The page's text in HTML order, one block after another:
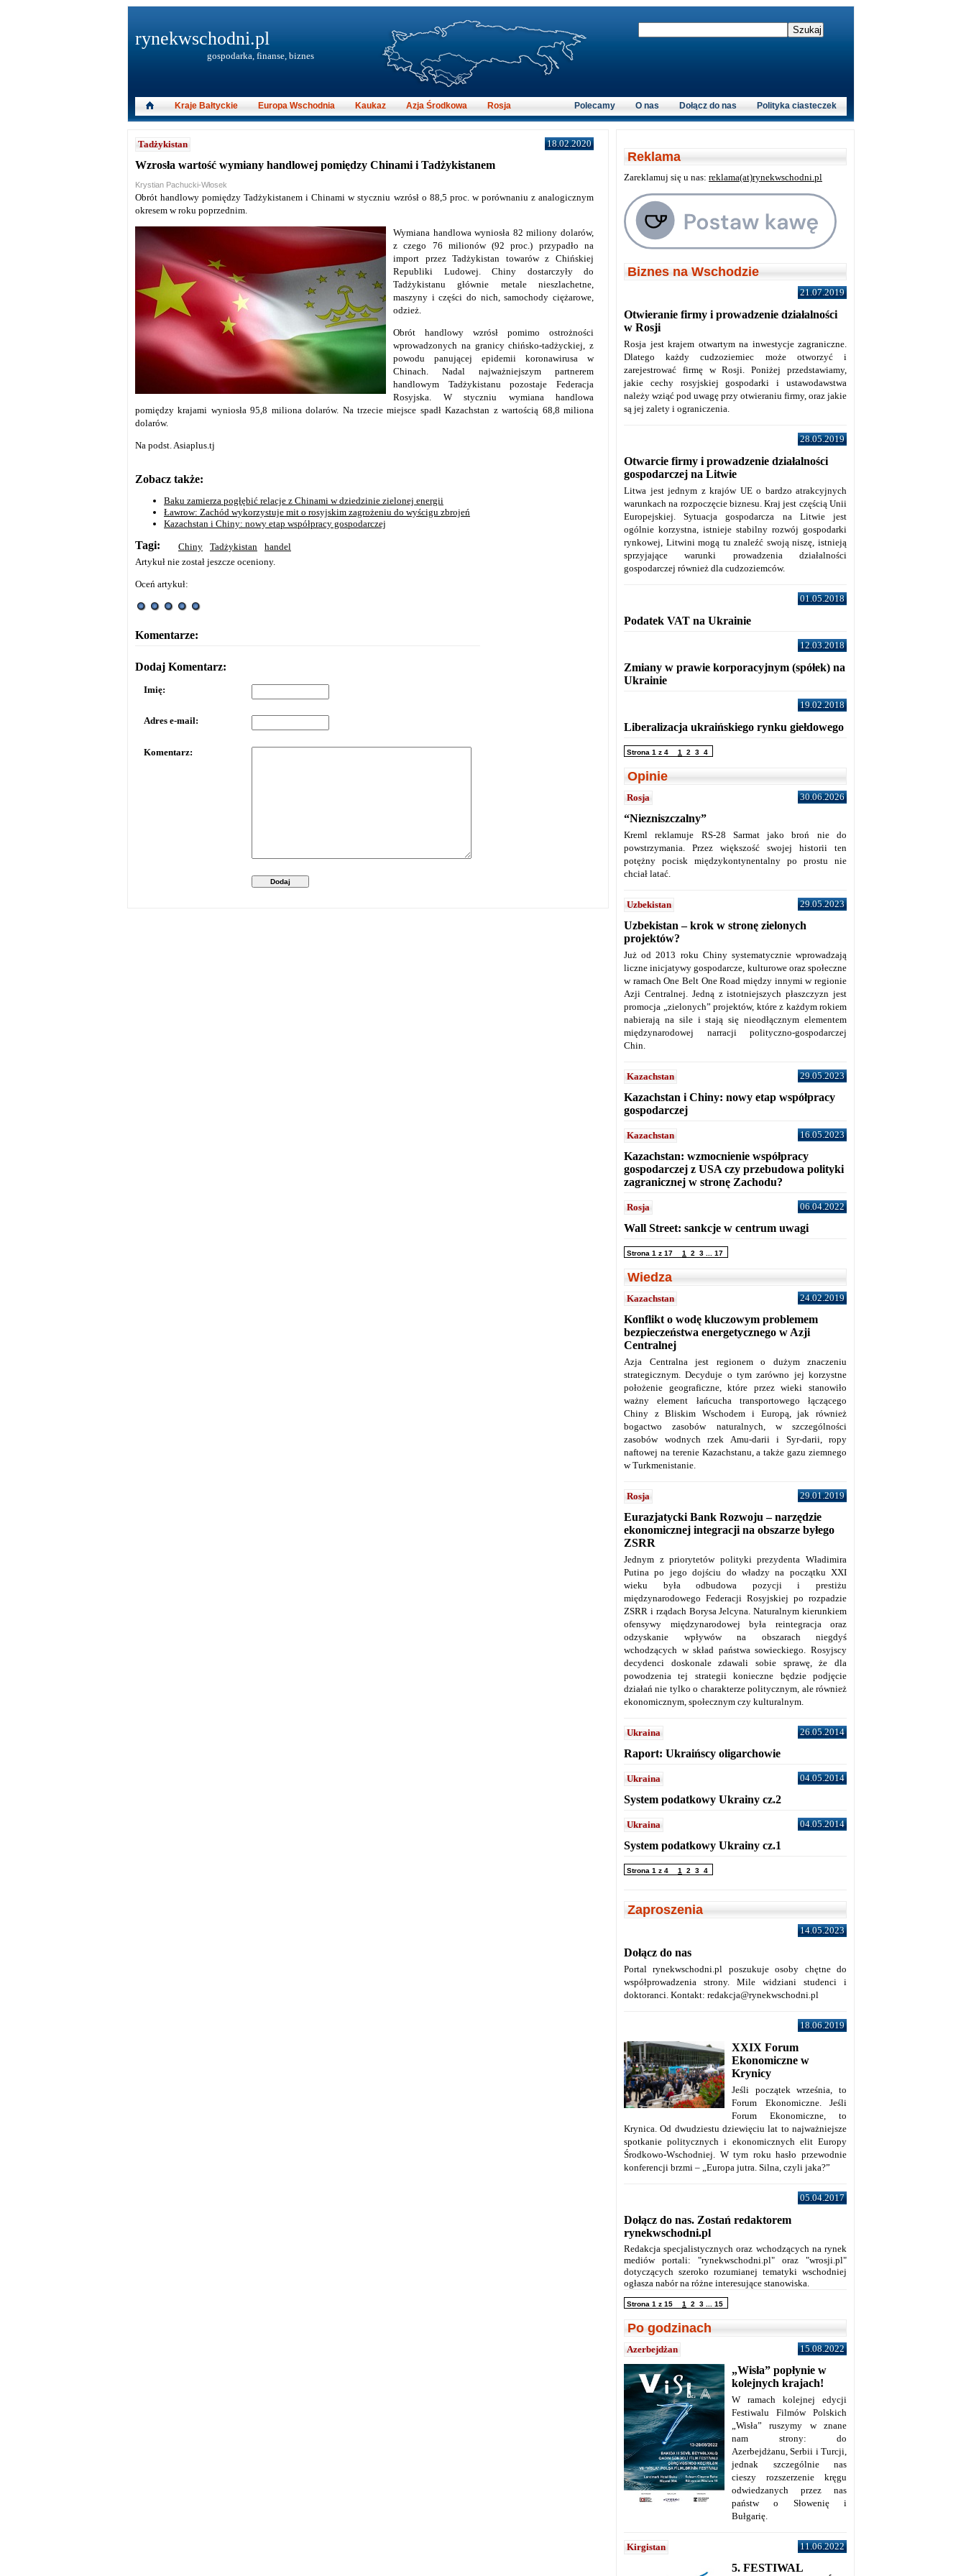
Tadżykistan 18.02.2020
Wzrosła wartość wymiany handlowej pomiędzy Chinami i Tadżykistanem
Krystian Pachucki-Włosek
Obrót handlowy pomiędzy Tadżykistanem i Chinami w styczniu wzrósł o 88,5 proc. w porównaniu z analogicznym
okresem w roku poprzednim.
Wymiana handlowa wyniosła 82 miliony dolarów,
z czego 76 milionów (92 proc.) przypadło na
import przez Tadżykistan towarów z Chińskiej
Republiki Ludowej. Chiny dostarczyły do
Tadżykistanu głównie metale nieszlachetne,
maszyny i części do nich, samochody ciężarowe,
odzież.
Obrót handlowy wzrósł pomimo ostrożności
wprowadzonych na granicy chińsko-tadżyckiej, z
powodu panującej epidemii koronawirusa w
Chinach. Nadal najważniejszym partnerem
handlowym Tadżykistanu pozostaje Federacja
Rosyjska. W styczniu wymiana handlowa
pomiędzy krajami wyniosła 95,8 miliona dolarów. Na trzecie miejsce spadł Kazachstan z wartością 68,8 miliona
dolarów.
Na podst. Asiaplus.tj
Zobacz także:
Baku zamierza pogłębić relacje z Chinami w dziedzinie zielonej energii
Ławrow: Zachód wykorzystuje mit o rosyjskim zagrożeniu do wyścigu zbrojeń
Kazachstan i Chiny: nowy etap współpracy gospodarczej
Tagi: Chiny Tadżykistan
handel
Artykuł nie został jeszcze oceniony.
Oceń artykuł:
Komentarze:
Dodaj Komentarz:
Imię:
Adres e-mail:
Komentarz:
Dodaj
rynekwschodni.pl
gospodarka, finanse, biznes
Kraje Bałtyckie Europa Wschodnia Kaukaz Azja Środkowa Rosja Polityka ciasteczek
Dołącz do nas
O nas
Polecamy
Reklama
Zareklamuj się u nas: reklama(at)rynekwschodni.pl
Biznes na Wschodzie
21.07.2019
Otwieranie firmy i prowadzenie działalności
w Rosji
Rosja jest krajem otwartym na inwestycje zagraniczne.
Dlatego każdy cudzoziemiec może otworzyć i
zarejestrować firmę w Rosji. Poniżej przedstawiamy,
jakie cechy rosyjskiej gospodarki i ustawodawstwa
należy wziąć pod uwagę przy otwieraniu firmy, oraz jakie
są jej zalety i ograniczenia.
28.05.2019
Otwarcie firmy i prowadzenie działalności
gospodarczej na Litwie
Litwa jest jednym z krajów UE o bardzo atrakcyjnych
warunkach na rozpoczęcie biznesu. Kraj jest częścią Unii
Europejskiej. Sytuacja gospodarcza na Litwie jest
ogólnie korzystna, istnieje stabilny rozwój gospodarki
rynkowej, Litwini mogą tu znaleźć swoją niszę, istnieją
sprzyjające warunki prowadzenia działalności
gospodarczej również dla cudzoziemców.
01.05.2018
Podatek VAT na Ukrainie
12.03.2018
Zmiany w prawie korporacyjnym (spółek) na
Ukrainie
19.02.2018
Liberalizacja ukraińskiego rynku giełdowego
Strona 1 z 4 1 2 3 4
Opinie
Rosja 30.06.2026
“Niezniszczalny”
Kreml reklamuje RS-28 Sarmat jako broń nie do
powstrzymania. Przez większość swojej historii ten
potężny pocisk międzykontynentalny po prostu nie
chciał latać.
Uzbekistan 29.05.2023
Uzbekistan – krok w stronę zielonych
projektów?
Już od 2013 roku Chiny systematycznie wprowadzają
liczne inicjatywy gospodarcze, kulturowe oraz społeczne
w ramach One Belt One Road między innymi w regionie
Azji Centralnej. Jedną z istotniejszych płaszczyzn jest
promocja „zielonych” projektów, które z każdym rokiem
nabierają na sile i stają się nieodłącznym elementem
międzynarodowej narracji polityczno-gospodarczej
Chin.
Kazachstan 29.05.2023
Kazachstan i Chiny: nowy etap współpracy
gospodarczej
Kazachstan 16.05.2023
Kazachstan: wzmocnienie współpracy
gospodarczej z USA czy przebudowa polityki
zagranicznej w stronę Zachodu?
Rosja 06.04.2022
Wall Street: sankcje w centrum uwagi
Strona 1 z 17 1 2 3 17
Wiedza
Kazachstan 24.02.2019
Konflikt o wodę kluczowym problemem
bezpieczeństwa energetycznego w Azji
Centralnej
Azja Centralna jest regionem o dużym znaczeniu
strategicznym. Decyduje o tym zarówno jej korzystne
położenie geograficzne, które przez wieki stanowiło
ważny element łańcucha transportowego łączącego
Chiny z Bliskim Wschodem i Europą, jak również
bogactwo zasobów naturalnych, w szczególności
zasobów wodnych rzek Amu-darii i Syr-darii, ropy
naftowej na terenie Kazachstanu, a także gazu ziemnego
w Turkmenistanie.
Rosja 29.01.2019
Eurazjatycki Bank Rozwoju – narzędzie
ekonomicznej integracji na obszarze byłego
ZSRR
Jednym z priorytetów polityki prezydenta Władimira
Putina po jego dojściu do władzy na początku XXI
wieku była odbudowa pozycji i prestiżu
międzynarodowego Federacji Rosyjskiej po rozpadzie
ZSRR i rządach Borysa Jelcyna. Naturalnym kierunkiem
ofensywy międzynarodowej była reintegracja oraz
odzyskanie wpływów na obszarach niegdyś
wchodzących w skład państwa sowieckiego. Rosyjscy
decydenci doskonale zdawali sobie sprawę, że dla
powodzenia tej strategii konieczne będzie podjęcie
działań nie tylko o charakterze politycznym, ale również
ekonomicznym, społecznym czy kulturalnym.
Ukraina 26.05.2014
Raport: Ukraińscy oligarchowie
Ukraina 04.05.2014
System podatkowy Ukrainy cz.2
Ukraina 04.05.2014
System podatkowy Ukrainy cz.1
Strona 1 z 4 1 2 3 4
Zaproszenia
14.05.2023
Dołącz do nas
Portal rynekwschodni.pl poszukuje osoby chętne do
współprowadzenia strony. Mile widziani studenci i
doktoranci. Kontakt: redakcja@rynekwschodni.pl
18.06.2019
XXIX Forum
Ekonomiczne w
Krynicy
Jeśli początek września, to
Forum Ekonomiczne. Jeśli
Forum Ekonomiczne, to
Krynica. Od dwudziestu dziewięciu lat to najważniejsze
spotkanie politycznych i ekonomicznych elit Europy
Środkowo-Wschodniej. W tym roku hasło przewodnie
konferencji brzmi – „Europa jutra. Silna, czyli jaka?”
05.04.2017
Dołącz do nas. Zostań redaktorem
rynekwschodni.pl
Redakcja specjalistycznych oraz wchodzących na rynek
mediów portali: "rynekwschodni.pl" oraz "wrosji.pl"
dotyczących szeroko rozumianej tematyki wschodniej
ogłasza nabór na różne interesujące stanowiska.
Strona 1 z 15 1 2 3 15
Po godzinach
Azerbejdżan 15.08.2022
„Wisła” popłynie w
kolejnych krajach!
W ramach kolejnej edycji
Festiwalu Filmów Polskich
„Wisła” ruszymy w znane
nam strony: do
Azerbejdżanu, Serbii i Turcji,
jednak szczególnie nas
cieszy rozszerzenie kręgu
odwiedzanych przez nas
państw o Słowenię i
Bułgarię.
Kirgistan 11.06.2022
5. FESTIWAL